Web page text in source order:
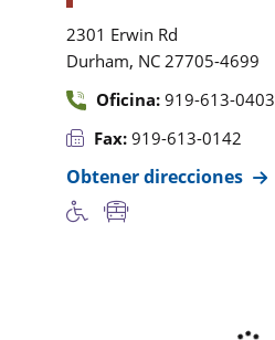
2301 Erwin Rd
Durham, NC 27705-4699
Oficina: 919-613-0403
Fax: 919-613-0142
Obtener direcciones